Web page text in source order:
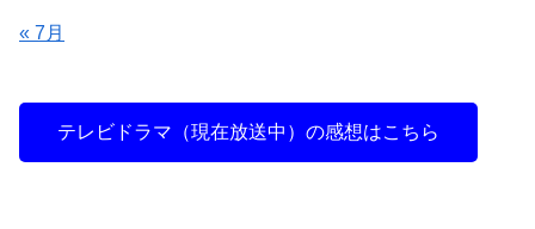
« 7月
テレビドラマ（現在放送中）の感想はこちら